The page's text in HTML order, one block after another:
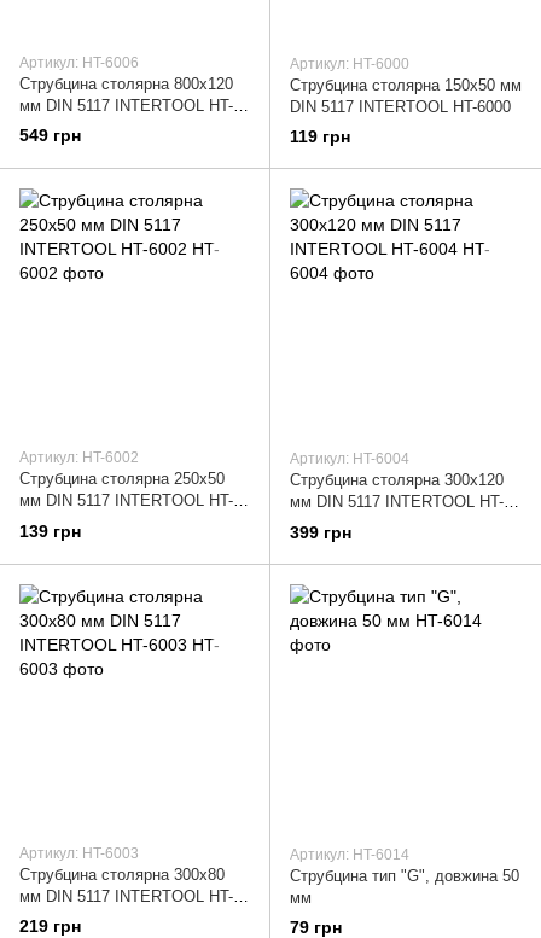
Артикул: HT-6006
Струбцина столярна 800x120
мм DIN 5117 INTERTOOL HT-
6006
549 грн
Артикул: HT-6000
Струбцина столярна 150x50 мм
DIN 5117 INTERTOOL HT-6000
119 грн
Артикул: HT-6002
Струбцина столярна 250x50
мм DIN 5117 INTERTOOL HT-
6002
139 грн
Артикул: HT-6004
Струбцина столярна 300x120
мм DIN 5117 INTERTOOL HT-
6004
399 грн
Артикул: HT-6003
Струбцина столярна 300x80
мм DIN 5117 INTERTOOL HT-
6003
219 грн
Артикул: HT-6014
Струбцина тип "G", довжина 50
мм
79 грн